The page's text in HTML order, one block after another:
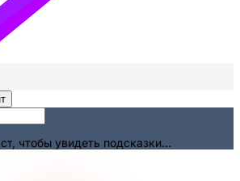
чтобы увидеть подсказки...